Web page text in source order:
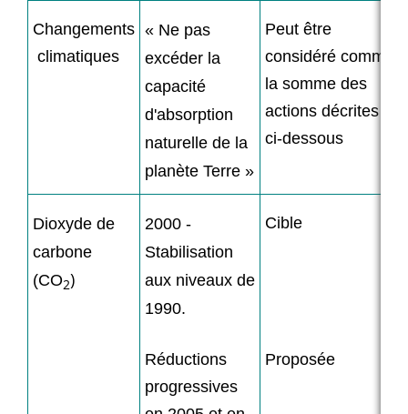
Changements
climatiques
« Ne pas
excéder la
capacité
d'absorption
naturelle de la
planète Terre »
Peut être
considéré comme
la somme des
actions décrites
ci-dessous
Dioxyde de
carbone
(CO2)
2000 -
Stabilisation
aux niveaux de
1990.
Cible
Réductions
progressives
Proposée